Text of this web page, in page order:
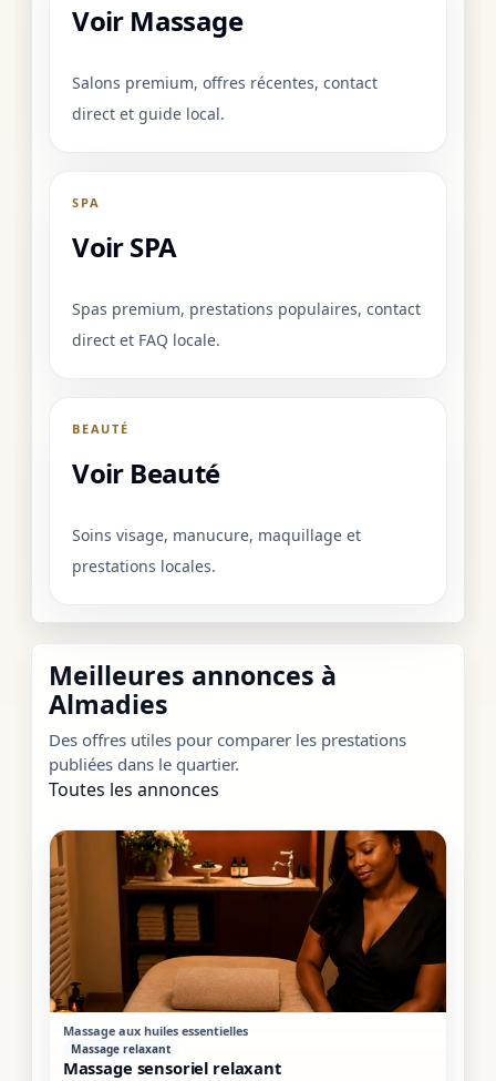
Voir Massage
Salons premium, offres récentes, contact
direct et guide local.
SPA
Voir SPA
Spas premium, prestations populaires, contact
direct et FAQ locale.
BEAUTÉ
Voir Beauté
Soins visage, manucure, maquillage et
prestations locales.
Meilleures annonces à
Almadies
Des offres utiles pour comparer les prestations
publiées dans le quartier.
Toutes les annonces
VIP MIXTE
Massage sensoriel relaxant
Massage aux huiles essentielles
Massage relaxant